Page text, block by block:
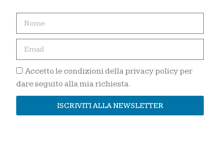
Accetto le condizioni della privacy policy per
dare seguito alla mia richiesta.
ISCRIVITI ALLA NEWSLETTER